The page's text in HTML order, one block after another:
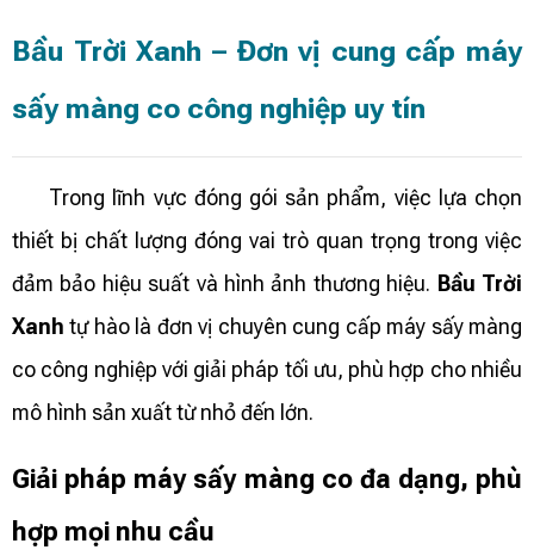
Bầu Trời Xanh – Đơn vị cung cấp máy
sấy màng co công nghiệp uy tín
Trong lĩnh vực đóng gói sản phẩm, việc lựa chọn
thiết bị chất lượng đóng vai trò quan trọng trong việc
đảm bảo hiệu suất và hình ảnh thương hiệu. Bầu Trời
Xanh tự hào là đơn vị chuyên cung cấp máy sấy màng
co công nghiệp với giải pháp tối ưu, phù hợp cho nhiều
mô hình sản xuất từ nhỏ đến lớn.
Giải pháp máy sấy màng co đa dạng, phù
hợp mọi nhu cầu